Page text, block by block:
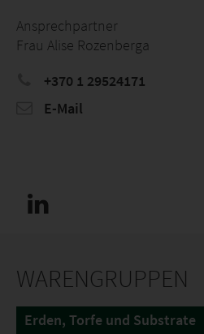
Ansprechpartner
Frau Alise Rozenberga
+370 1 29524171
E-Mail
WARENGRUPPEN
Erden, Torfe und Substrate